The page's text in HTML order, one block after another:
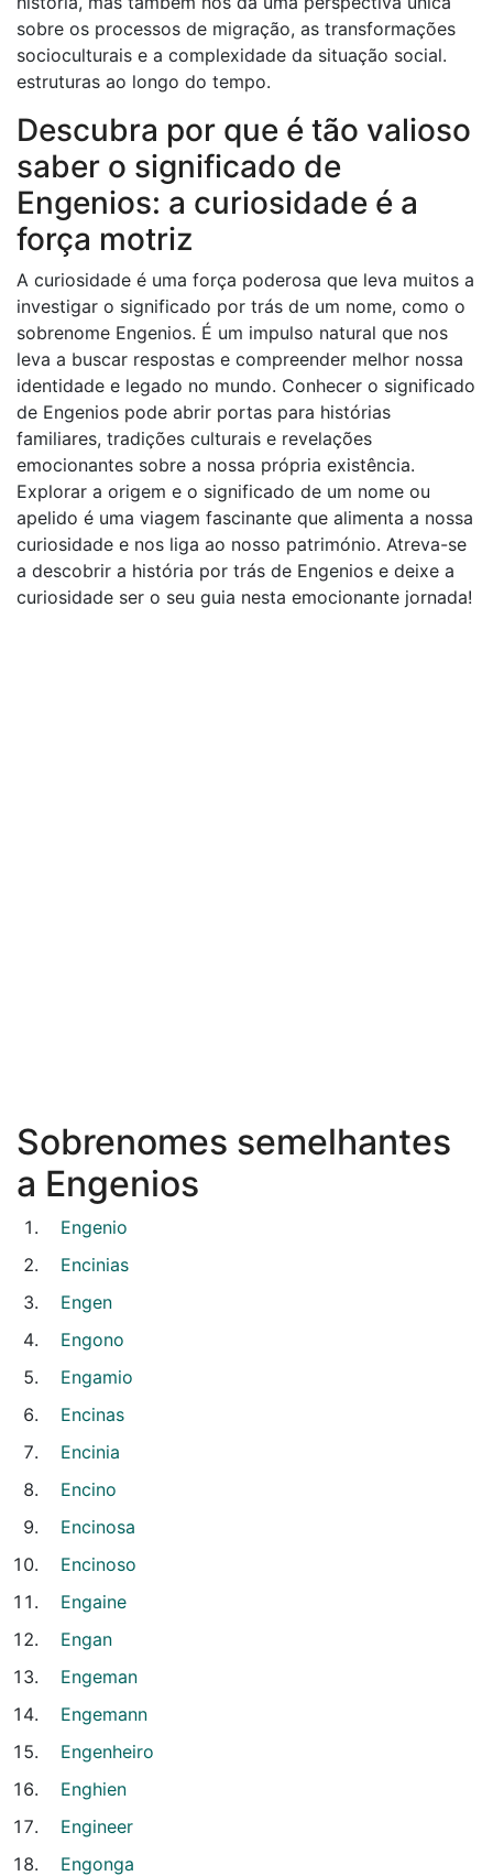
sobre os processos de migração, as transformações
socioculturais e a complexidade da situação social.
estruturas ao longo do tempo.
Descubra por que é tão valioso
saber o significado de
Engenios: a curiosidade é a
força motriz
A curiosidade é uma força poderosa que leva muitos a
investigar o significado por trás de um nome, como o
sobrenome Engenios. É um impulso natural que nos
leva a buscar respostas e compreender melhor nossa
identidade e legado no mundo. Conhecer o significado
de Engenios pode abrir portas para histórias
familiares, tradições culturais e revelações
emocionantes sobre a nossa própria existência.
Explorar a origem e o significado de um nome ou
apelido é uma viagem fascinante que alimenta a nossa
curiosidade e nos liga ao nosso património. Atreva-se
a descobrir a história por trás de Engenios e deixe a
curiosidade ser o seu guia nesta emocionante jornada!
Sobrenomes semelhantes
a Engenios
Engenio
Encinias
Engen
Engono
Engamio
Encinas
Encinia
Encino
Encinosa
Encinoso
Engaine
Engan
Engeman
Engemann
Engenheiro
Enghien
Engineer
Engonga